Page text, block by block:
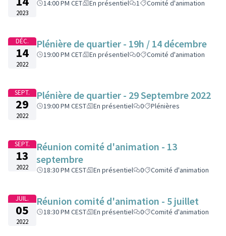
2023
14:00 PM CET En présentiel 1 Comité d'animation
DÉC.
14
2022
Plénière de quartier - 19h / 14 décembre
19:00 PM CET En présentiel 0 Comité d'animation
SEPT.
29
2022
Plénière de quartier - 29 Septembre 2022
19:00 PM CEST En présentiel 0 Plénières
SEPT.
13
2022
Réunion comité d'animation - 13
septembre
18:30 PM CEST En présentiel 0 Comité d'animation
JUIL.
05
2022
Réunion comité d'animation - 5 juillet
18:30 PM CEST En présentiel 0 Comité d'animation